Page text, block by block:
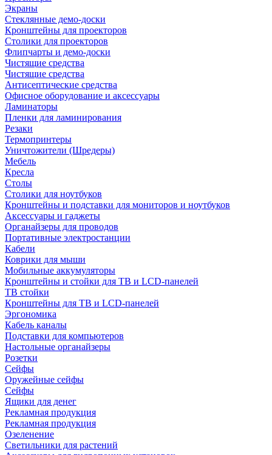
Экраны
Стеклянные демо-доски
Кронштейны для проекторов
Столики для проекторов
Флипчарты и демо-доски
Чистящие средства
Чистящие средства
Антисептические средства
Офисное оборудование и аксессуары
Ламинаторы
Пленки для ламинирования
Резаки
Термопринтеры
Уничтожители (Шредеры)
Мебель
Кресла
Столы
Столики для ноутбуков
Кронштейны и подставки для мониторов и ноутбуков
Аксессуары и гаджеты
Органайзеры для проводов
Портативные электростанции
Кабели
Коврики для мыши
Мобильные аккумуляторы
Кронштейны и стойки для ТВ и LCD-панелей
ТВ стойки
Кронштейны для ТВ и LCD-панелей
Эргономика
Кабель каналы
Подставки для компьютеров
Настольные органайзеры
Розетки
Сейфы
Оружейные сейфы
Сейфы
Ящики для денег
Рекламная продукция
Рекламная продукция
Озеленение
Светильники для растений